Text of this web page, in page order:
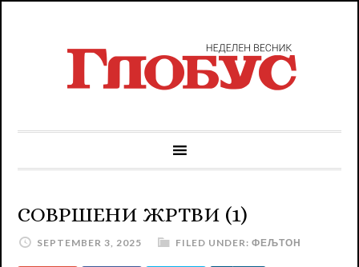
СOВРШЕНИ ЖРТВИ (1)
SEPTEMBER 3, 2025 FILED UNDER: ФЕЉТОН